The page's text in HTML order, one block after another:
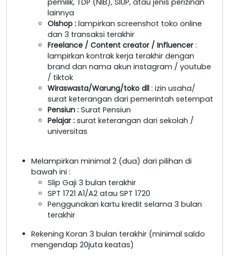
lainnya
Olshop : lampirkan screenshot toko online
dan 3 transaksi terakhir
Freelance / Content creator / Influencer :
lampirkan kontrak kerja terakhir dengan
brand dan nama akun instagram / youtube
/ tiktok
Wiraswasta/Warung/toko dll : izin usaha/
surat keterangan dari pemerintah setempat
Pensiun : Surat Pensiun
Pelajar : surat keterangan dari sekolah /
universitas
Melampirkan minimal 2 (dua) dari pilihan di
bawah ini :
Slip Gaji 3 bulan terakhir
SPT 1721 A1/A2 atau SPT 1720
Penggunakan kartu kredit selama 3 bulan
terakhir
Rekening Koran 3 bulan terakhir (minimal saldo
mengendap 20juta keatas)